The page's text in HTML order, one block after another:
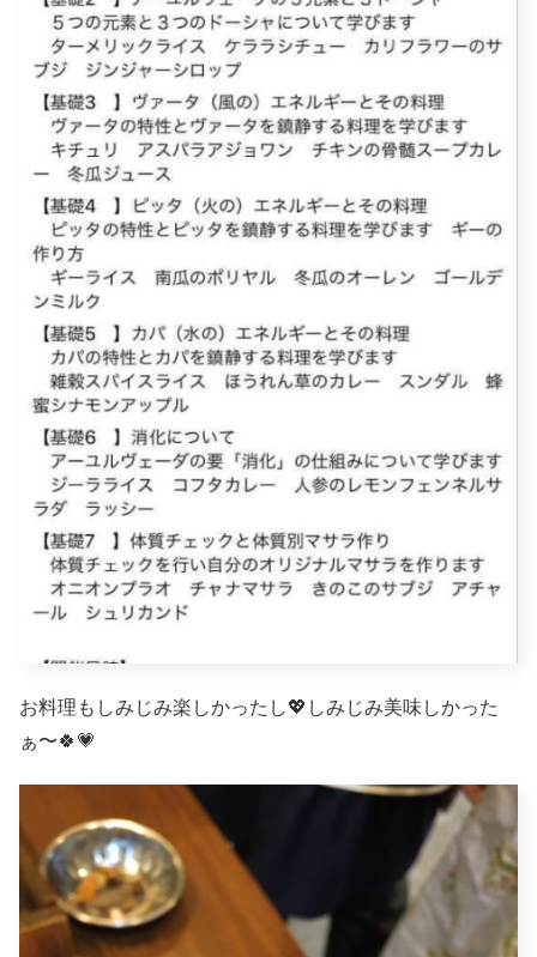
お料理もしみじみ楽しかったし💖しみじみ美味しかった
ぁ〜🍀💗